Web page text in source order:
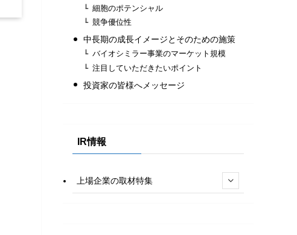
細胞のポテンシャル
競争優位性
中長期の成長イメージとそのための施策
バイオシミラー事業のマーケット規模
注目していただきたいポイント
投資家の皆様へメッセージ
IR情報
上場企業の取材特集